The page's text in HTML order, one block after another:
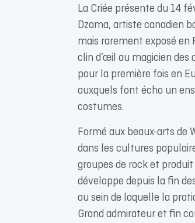
La Criée présente du 14
Dzama, artiste canadien
mais rarement exposé en
clin d’œil au magicien des
pour la première fois en
auxquels font écho un
costumes.
Formé aux beaux-arts de
dans les cultures
groupes de rock et
développe depuis la fin
au sein de laquelle la
Grand admirateur et fin